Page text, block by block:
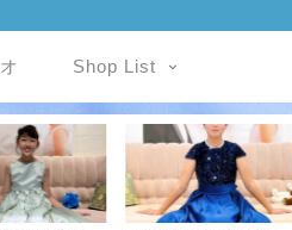
Shop List